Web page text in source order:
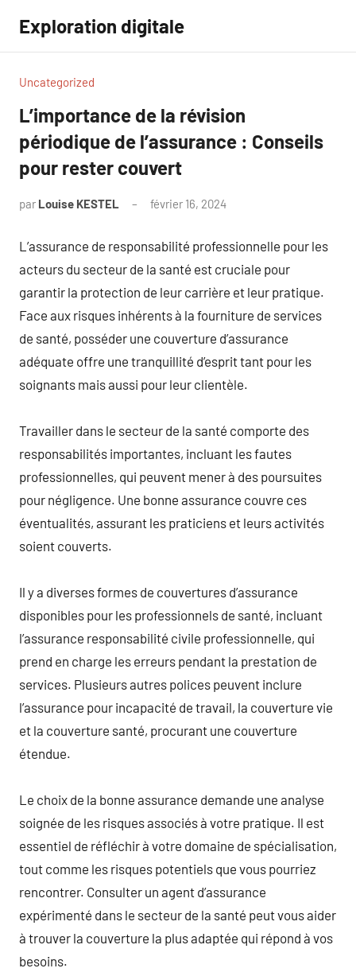
contenu
Exploration digitale
Uncategorized
L’importance de la révision
périodique de l’assurance : Conseils
pour rester couvert
par Louise KESTEL février 16, 2024
L’assurance de responsabilité professionnelle pour les
acteurs du secteur de la santé est cruciale pour
garantir la protection de leur carrière et leur pratique.
Face aux risques inhérents à la fourniture de services
de santé, posséder une couverture d’assurance
adéquate offre une tranquillité d’esprit tant pour les
soignants mais aussi pour leur clientèle.
Travailler dans le secteur de la santé comporte des
responsabilités importantes, incluant les fautes
professionnelles, qui peuvent mener à des poursuites
pour négligence. Une bonne assurance couvre ces
éventualités, assurant les praticiens et leurs activités
soient couverts.
Il y a diverses formes de couvertures d’assurance
disponibles pour les professionnels de santé, incluant
l’assurance responsabilité civile professionnelle, qui
prend en charge les erreurs pendant la prestation de
services. Plusieurs autres polices peuvent inclure
l’assurance pour incapacité de travail, la couverture vie
et la couverture santé, procurant une couverture
étendue.
Le choix de la bonne assurance demande une analyse
soignée de les risques associés à votre pratique. Il est
essentiel de réfléchir à votre domaine de spécialisation,
tout comme les risques potentiels que vous pourriez
rencontrer. Consulter un agent d’assurance
expérimenté dans le secteur de la santé peut vous aider
à trouver la couverture la plus adaptée qui répond à vos
besoins.